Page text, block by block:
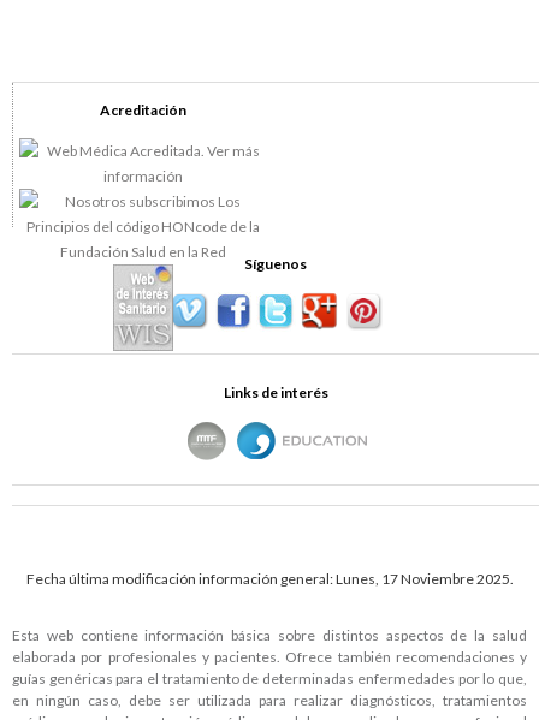
Acreditación
Síguenos
Links de interés
Fecha última modificación información general: Lunes, 17 Noviembre 2025.
Esta web contiene información básica sobre distintos aspectos de la salud
elaborada por profesionales y pacientes. Ofrece también recomendaciones y
guías genéricas para el tratamiento de determinadas enfermedades por lo que,
en ningún caso, debe ser utilizada para realizar diagnósticos, tratamientos